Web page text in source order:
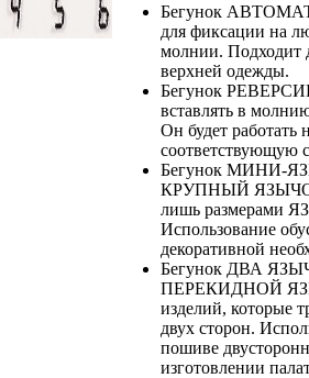
Бегунок АВТОМАТ
для фиксации на
молнии. Подходит
верхней одежды.
Бегунок
вставлять в
Он будет работать
соответствующую
Бегунок МИНИ-
КРУПНЫЙ
лишь размерами
Использование
декоративной
Бегунок ДВА
ПЕРЕКИДНОЙ
изделий, которые
двух сторон.
пошиве
изготовлении